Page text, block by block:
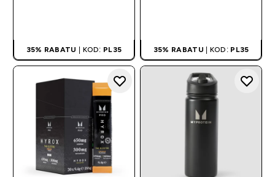
35% RABATU | KOD: PL35 35% RABATU | KOD: PL35